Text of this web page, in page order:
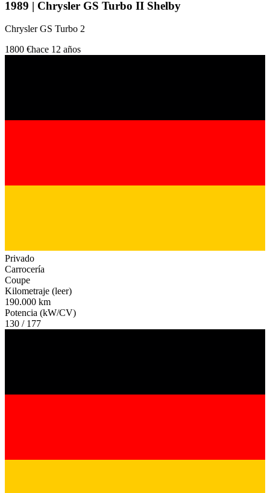
1989 | Chrysler GS Turbo II Shelby
Chrysler GS Turbo 2
1800 €hace 12 años
Privado
Carrocería
Coupe
Kilometraje (leer)
190.000 km
Potencia (kW/CV)
130 / 177